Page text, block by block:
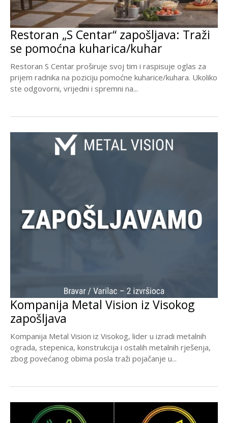
Restoran „S Centar“ zapošljava: Traži
se pomoćna kuharica/kuhar
Restoran S Centar proširuje svoj tim i raspisuje oglas za
prijem radnika na poziciju pomoćne kuharice/kuhara. Ukoliko
ste odgovorni, vrijedni i spremni na...
Kompanija Metal Vision iz Visokog
zapošljava
Kompanija Metal Vision iz Visokog, lider u izradi metalnih
ograda, stepenica, konstrukcija i ostalih metalnih rješenja,
zbog povećanog obima posla traži pojačanje u...